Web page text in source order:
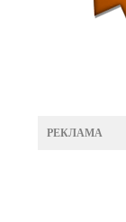
РЕКЛАМА